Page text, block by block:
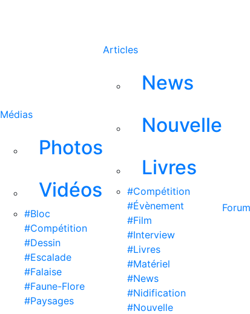
Médias
Photos
Vidéos
#Bloc
#Compétition
#Dessin
#Escalade
#Falaise
#Faune-Flore
#Paysages
Articles
News
Nouvelle
Livres
#Compétition
#Évènement
#Film
#Interview
#Livres
#Matériel
#News
#Nidification
#Nouvelle
Forum